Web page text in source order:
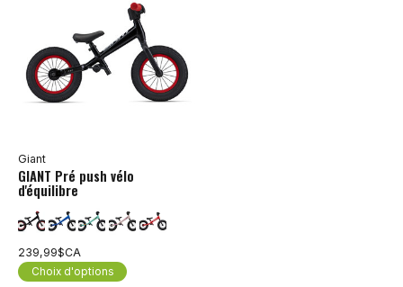
Giant
GIANT Pré push vélo
d'équilibre
239,99$CA
Choix d'options